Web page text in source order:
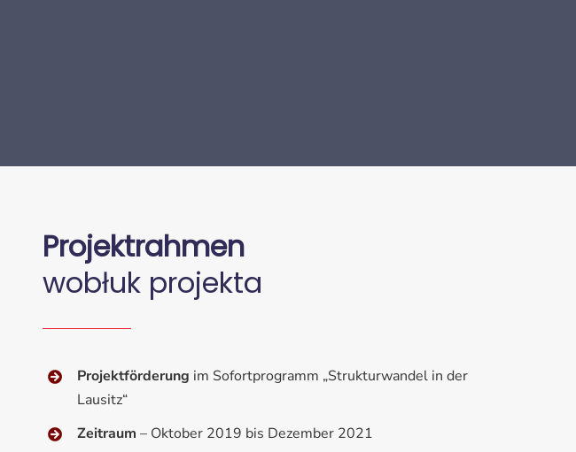
Projektrahmen
wobłuk projekta
Projektförderung im Sofortprogramm „Strukturwandel in der
Lausitz“
Zeitraum – Oktober 2019 bis Dezember 2021